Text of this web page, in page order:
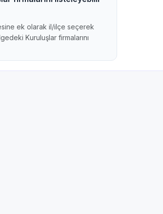
ek olarak il/ilçe seçerek
Kuruluşlar firmalarını